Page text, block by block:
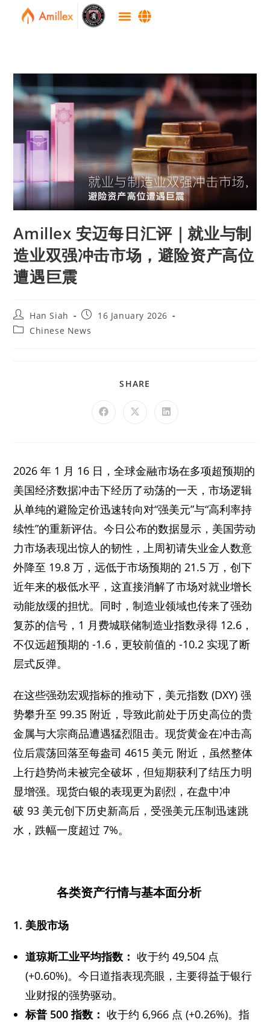
Amillex 安迈每日汇评｜就业与制
造业双强冲击市场，避险资产高位
遭遇巨震
Han Siah
16 January 2026
Chinese News
SHARE
2026 年 1 月 16 日，全球金融市场在多项超预期的
美国经济数据冲击下经历了动荡的一天，市场逻辑
从单纯的避险定价迅速转向对“强美元”与“高利率持
续性”的重新评估。今日公布的数据显示，美国劳动
力市场表现出惊人的韧性，上周初请失业金人数意
外降至 19.8 万，远低于市场预期的 21.5 万，创下
近年来的极低水平，这直接消解了市场对就业增长
动能放缓的担忧。同时，制造业领域也传来了强劲
复苏的信号，1 月费城联储制造业指数录得 12.6，
不仅远超预期的 -1.6，更较前值的 -10.2 实现了断
层式反弹。
在这些强劲宏观指标的推动下，美元指数 (DXY) 强
势攀升至 99.35 附近，导致此前处于历史高位的贵
金属与大宗商品遭遇猛烈阻击。现货黄金在冲击高
位后震荡回落至每盎司 4615 美元 附近，虽然整体
上行趋势尚未被完全破坏，但短期获利了结压力明
显增强。现货白银的表现更为剧烈，在盘中冲
破 93 美元创下历史新高后，受强美元压制迅速跳
水，跌幅一度超过 7%。
各类资产行情与基本面分析
1. 美股市场
道琼斯工业平均指数： 收于约 49,504 点
(+0.60%)。今日道指表现亮眼，主要得益于银行
业财报的强势驱动。
标普 500 指数： 收于约 6,966 点 (+0.26%)。指